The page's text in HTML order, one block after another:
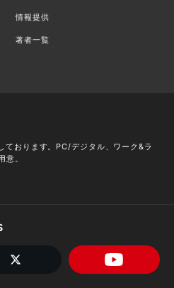
情報提供
著者一覧
ております。PC/デジタル、ワーク&ラ
意。